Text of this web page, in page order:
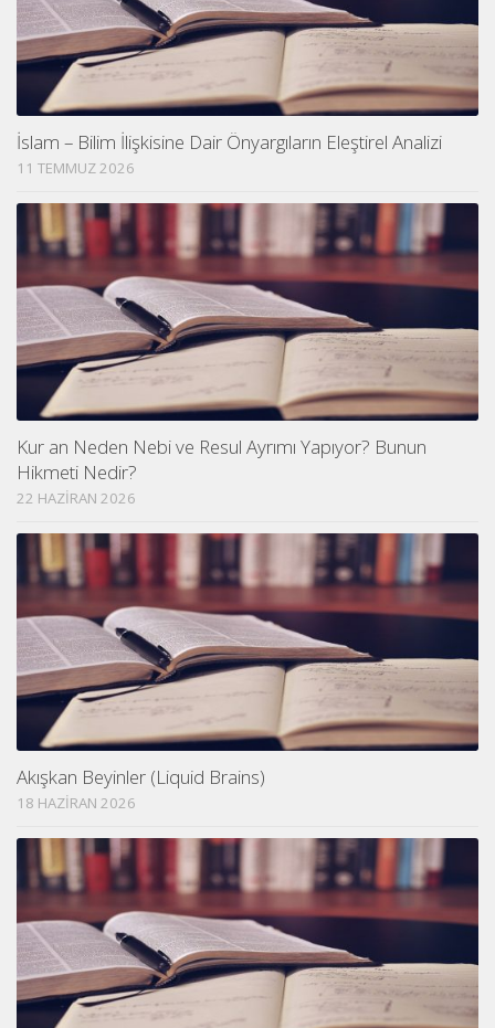
İslam – Bilim İlişkisine Dair Önyargıların Eleştirel Analizi
11 TEMMUZ 2026
Kur an Neden Nebi ve Resul Ayrımı Yapıyor? Bunun
Hikmeti Nedir?
22 HAZIRAN 2026
Akışkan Beyinler (Liquid Brains)
18 HAZIRAN 2026